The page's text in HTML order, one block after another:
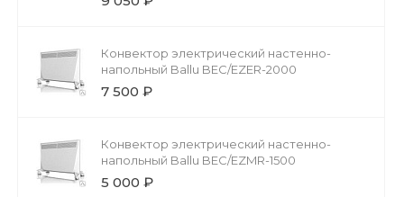
Конвектор электрический настенно-
напольный Ballu BEC/EZER-2000
7 500 ₽
Конвектор электрический настенно-
напольный Ballu BEC/EZMR-1500
5 000 ₽